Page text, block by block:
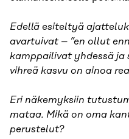
Edellä esiteltyä
avartuivat – ”en ollut
kamppailivat yhdessä ja
vihreä kasvu on ainoa
Eri näkemyksiin
mataa. Mikä on oma
perustelut?